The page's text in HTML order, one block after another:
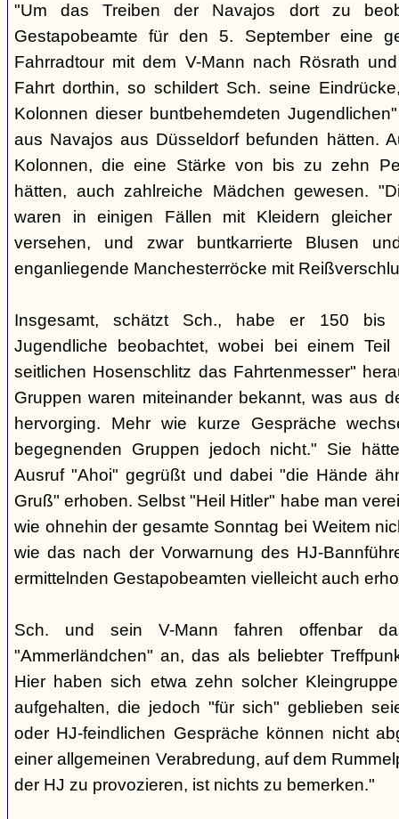
"Um das Treiben der Navajos dort zu
Gestapobeamte für den 5. September eine
Fahrradtour mit dem V-Mann nach Rösrath
Fahrt dorthin, so schildert Sch. seine
Kolonnen dieser buntbehemdeten
aus Navajos aus Düsseldorf befunden hätten.
Kolonnen, die eine Stärke von bis zu zehn
hätten, auch zahlreiche Mädchen gewesen.
waren in einigen Fällen mit Kleidern
versehen, und zwar buntkarrierte Blusen
enganliegende Manchesterröcke mit
Insgesamt, schätzt Sch., habe er 150 bis
Jugendliche beobachtet, wobei bei einem
seitlichen Hosenschlitz das Fahrtenmesser"
Gruppen waren miteinander bekannt, was aus
hervorging. Mehr wie kurze Gespräche
begegnenden Gruppen jedoch nicht." Sie
Ausruf "Ahoi" gegrüßt und dabei "die Hände
Gruß" erhoben. Selbst "Heil Hitler" habe man
wie ohnehin der gesamte Sonntag bei Weitem
wie das nach der Vorwarnung des HJ-
ermittelnden Gestapobeamten vielleicht auch
Sch. und sein V-Mann fahren offenbar
"Ammerländchen" an, das als beliebter
Hier haben sich etwa zehn solcher
aufgehalten, die jedoch "für sich" geblieben
oder HJ-feindlichen Gespräche können nicht
einer allgemeinen Verabredung, auf dem
der HJ zu provozieren, ist nichts zu bemerken."